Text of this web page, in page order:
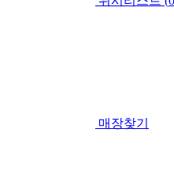
매장찾기